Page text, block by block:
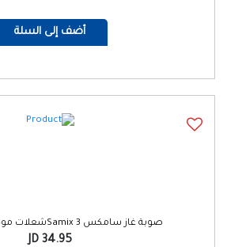
أضف إلى السلة
صوبة غاز سامكس Samix 3شعلات موديل (KF-003A)
34.95 JD